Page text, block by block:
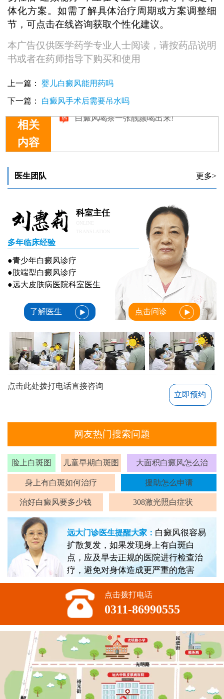
体化方案。如需了解具体治疗周期或方案调整细
节，可点击在线咨询获取个性化建议。
本广告仅供医学药学专业人士阅读，请按药品说明
书或者在药师指导下购买和使用
上一篇： 婴儿白癜风能用药吗
下一篇： 白癜风手术后需要吊水吗
相关
内容
医生团队 更多>
科室主任
多年临床经验
●青少年白癜风诊疗
●肢端型白癜风诊疗
●远大皮肤病医院科室医生
了解医生 点击问诊
点击此处拨打电话直接咨询
立即预约
网友热门搜索问题
脸上白斑图 儿童早期白斑图 大面积白癜风怎么治
身上有白斑如何治疗 援助怎么申请
治好白癜风要多少钱 308激光照白症状
远大门诊医生提醒大家： 白癜风很容易
扩散复发，如果发现身上有白斑白
点，应及早去正规的医院进行检查治
疗，避免对身体造成更严重的危害
点击拨打电话
0311-86990555